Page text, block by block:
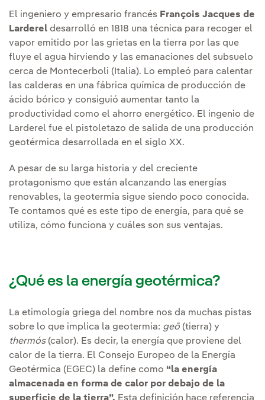
El ingeniero y empresario francés François Jacques de
Larderel desarrolló en 1818 una técnica para recoger el
vapor emitido por las grietas en la tierra por las que
fluye el agua hirviendo y las emanaciones del subsuelo
cerca de Montecerboli (Italia). Lo empleó para calentar
las calderas en una fábrica química de producción de
ácido bórico y consiguió aumentar tanto la
productividad como el ahorro energético. El ingenio de
Larderel fue el pistoletazo de salida de una producción
geotérmica desarrollada en el siglo XX.
A pesar de su larga historia y del creciente
protagonismo que están alcanzando las energías
renovables, la geotermia sigue siendo poco conocida.
Te contamos qué es este tipo de energía, para qué se
utiliza, cómo funciona y cuáles son sus ventajas.
¿Qué es la energía geotérmica?
La etimología griega del nombre nos da muchas pistas
sobre lo que implica la geotermia: geō (tierra) y
thermós(calor). Es decir, la energía que proviene del
calor de la tierra. El Consejo Europeo de la Energía
Geotérmica (EGEC) la define como “la energía
almacenada en forma de calor por debajo de la
superficie de la tierra”. Esta definición hace referencia